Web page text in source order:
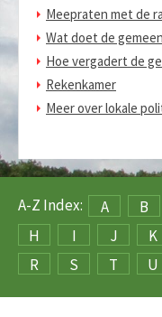
Meepraten met de
Wat doet de
Hoe vergadert de
Rekenkamer
Meer over lokale
A-Z Index: A B
H
I J K
R
S T U